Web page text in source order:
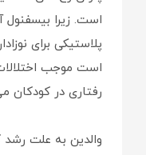
پلاستیکی برای
است موجب
رفتاری در کودکان
والدین به علت